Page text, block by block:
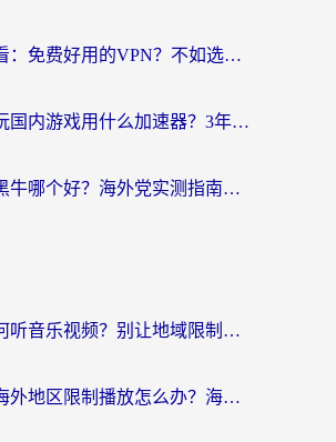
海外党必看：免费好用的VPN？不如选对转国内加速器实现无缝追剧
在阿根廷玩国内游戏用什么加速器？3年海外党亲测实用指南
迅游和小黑牛哪个好？海外党实测指南，选对中国地址加速器才能无缝刷国内资源
在海外如何听音乐视频？别让地域限制挡住你的华语旋律
央视影音海外地区限制播放怎么办？海外华人必看的追剧自由指南